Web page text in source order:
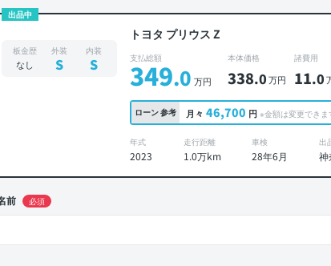
出品中
トヨタ プリウス Z
板金歴
なし
外装
S
内装
S 支払総額
349.0 万円
本体価格
338.0万円
諸費用
11.0
ローン参考 月々 46,700 円 ※金額は変更できま
年式
2023
走行距離
1.0万km
車検
28年6月
出
神
前 必須